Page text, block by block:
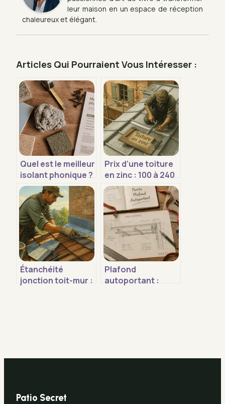
leur maison en un espace de réception
chaleureux et élégant.
Articles Qui Pourraient Vous Intéresser :
Quel est le meilleur
isolant phonique ?
4 critères
techniques pour
stopper les
nuisances
sonores
Prix d’une toiture
en zinc : 100 à 240
€ par m² et 4
leviers pour
optimiser votre
budget
Étanchéité
jonction toit-mur :
Plafond
autoportant :
Patio Secret